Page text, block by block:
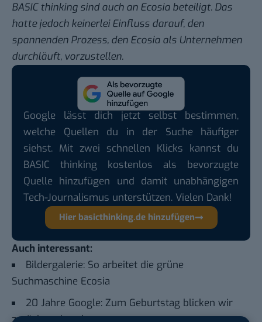
BASIC thinking sind auch an Ecosia beteiligt. Das
hatte jedoch keinerlei Einfluss darauf, den
spannenden Prozess, den Ecosia als Unternehmen
durchläuft, vorzustellen.
Google lässt dich jetzt selbst bestimmen,
welche Quellen du in der Suche häufiger
siehst. Mit zwei schnellen Klicks kannst du
BASIC thinking kostenlos als bevorzugte
Quelle hinzufügen und damit unabhängigen
Tech-Journalismus unterstützen. Vielen Dank!
Hier basicthinking.de hinzufügen
Auch interessant:
Bildergalerie: So arbeitet die grüne
Suchmaschine Ecosia
20 Jahre Google: Zum Geburtstag blicken wir
zurück und nach vorn